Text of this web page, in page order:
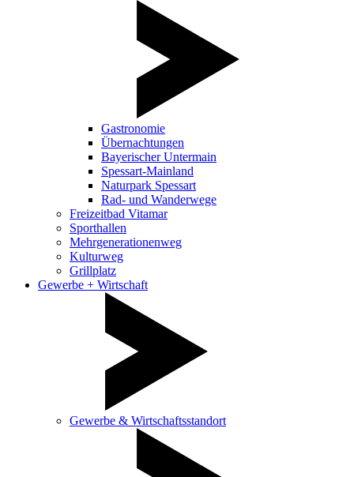
Gastronomie
Übernachtungen
Bayerischer Untermain
Spessart-Mainland
Naturpark Spessart
Rad- und Wanderwege
Freizeitbad Vitamar
Sporthallen
Mehrgenerationenweg
Kulturweg
Grillplatz
Gewerbe + Wirtschaft
Gewerbe & Wirtschaftsstandort